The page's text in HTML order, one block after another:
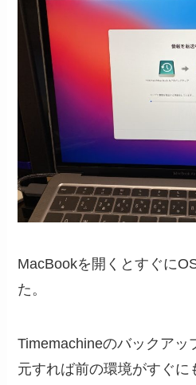
MacBookを開くとすぐに
た。
Timemachineのバックアッ
元すれば前の環境がすぐに